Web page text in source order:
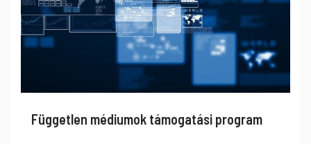
Független médiumok támogatási program